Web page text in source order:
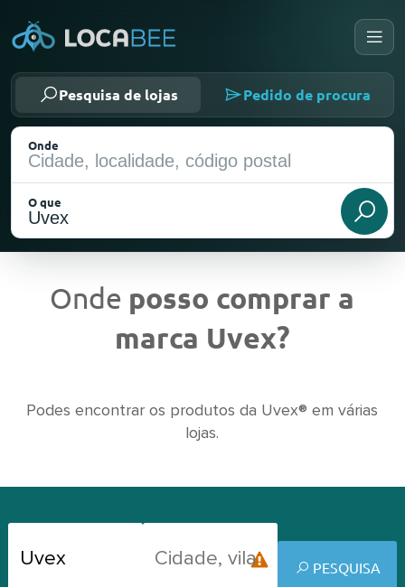
Pesquisa de lojas Pedido de procura
Onde
O que
Localização atual
Onde posso comprar a
marca Uvex?
Podes encontrar os produtos da Uvex® em várias
lojas.
PESQUISA